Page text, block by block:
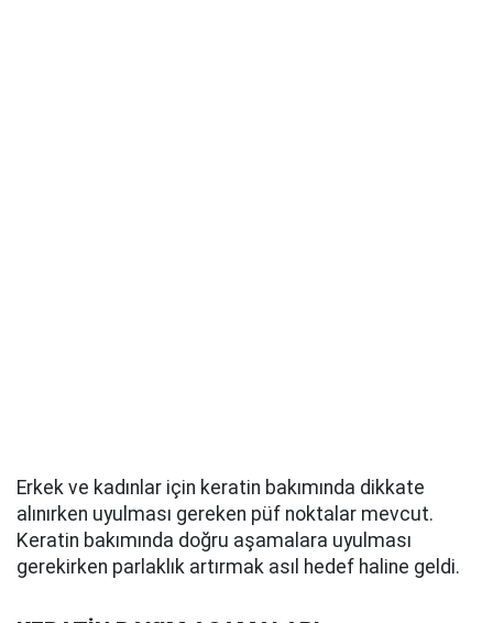
Erkek ve kadınlar için keratin bakımında dikkate
alınırken uyulması gereken püf noktalar mevcut.
Keratin bakımında doğru aşamalara uyulması
gerekirken parlaklık artırmak asıl hedef haline geldi.